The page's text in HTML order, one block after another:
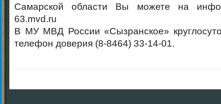
Самарской области Вы можете на
63.mvd.ru
В МУ МВД России «Сызранское»
телефон доверия (8-8464) 33-14-01.